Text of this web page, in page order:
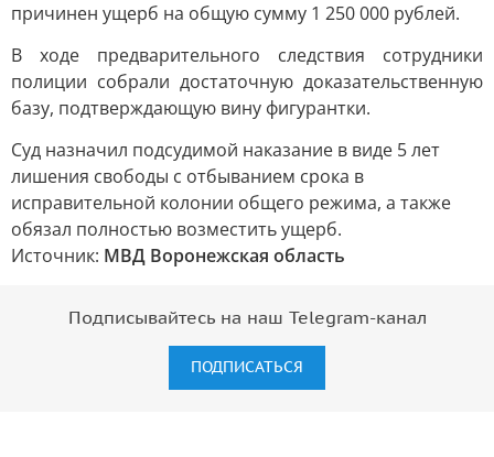
причинен ущерб на общую сумму 1 250 000 рублей.
В ходе предварительного следствия сотрудники
полиции собрали достаточную доказательственную
базу, подтверждающую вину фигурантки.
Суд назначил подсудимой наказание в виде 5 лет
лишения свободы с отбыванием срока в
исправительной колонии общего режима, а также
обязал полностью возместить ущерб.
Источник: МВД Воронежская область
Подписывайтесь на наш Telegram-канал
ПОДПИСАТЬСЯ